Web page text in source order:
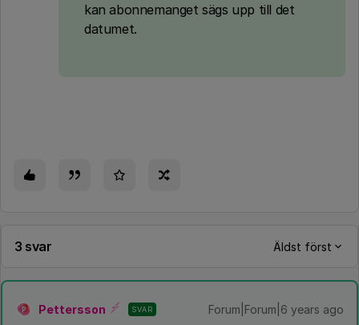
kan abonnemanget sägs upp till det
datumet.
3 svar Äldst först
P Pettersson SVAR Forum|Forum|6 years ago